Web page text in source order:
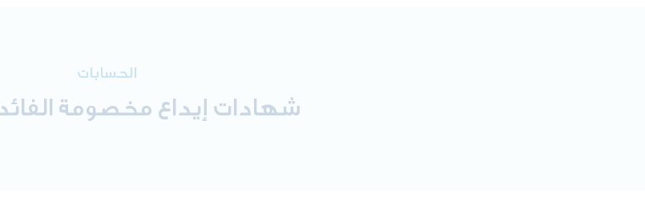
الحسابات
شهادات إيداع مخصومة